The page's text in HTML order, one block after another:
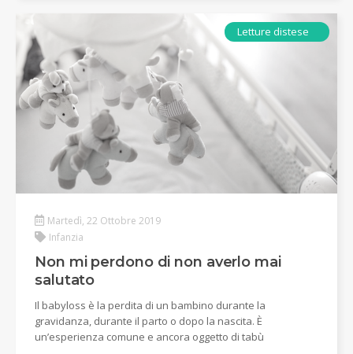
Letture distese Ebook
Martedì, 22 Ottobre 2019
Infanzia
Non mi perdono di non averlo mai
salutato
Il babyloss è la perdita di un bambino durante la
gravidanza, durante il parto o dopo la nascita. È
un’esperienza comune e ancora oggetto di tabù